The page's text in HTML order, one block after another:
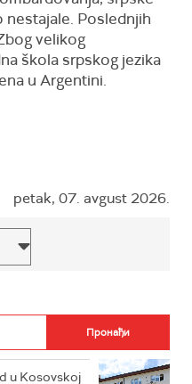
Poslednjih
velikog
škola srpskog jezika
u Argentini.
petak, 07. avgust 2026.
u Kosovskoj